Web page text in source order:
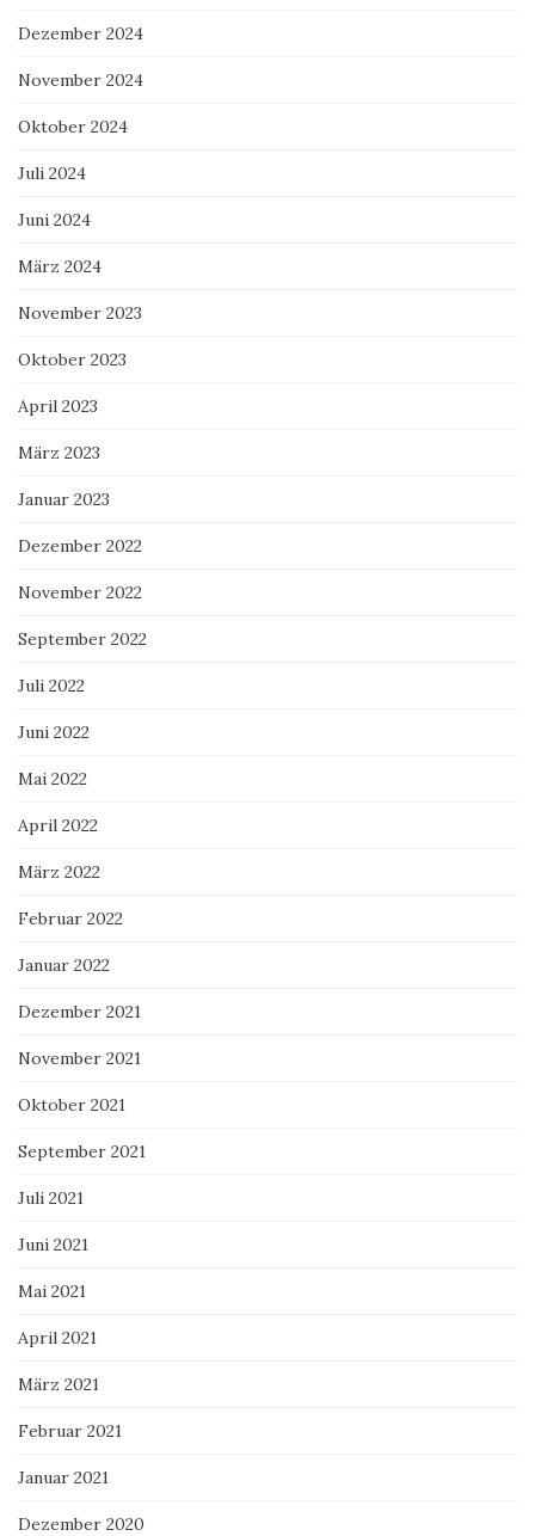
Dezember 2024
November 2024
Oktober 2024
Juli 2024
Juni 2024
März 2024
November 2023
Oktober 2023
April 2023
März 2023
Januar 2023
Dezember 2022
November 2022
September 2022
Juli 2022
Juni 2022
Mai 2022
April 2022
März 2022
Februar 2022
Januar 2022
Dezember 2021
November 2021
Oktober 2021
September 2021
Juli 2021
Juni 2021
Mai 2021
April 2021
März 2021
Februar 2021
Januar 2021
Dezember 2020